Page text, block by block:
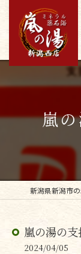
嵐
嵐の湯の
2024/04/05